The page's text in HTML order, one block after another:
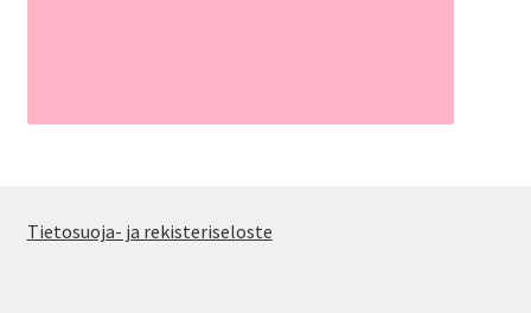
Tietosuoja- ja rekisteriseloste